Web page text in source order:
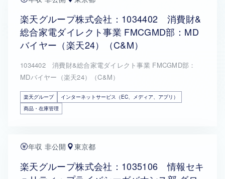
楽天グループ株式会社：1034402 消費財&
総合家電ダイレクト事業 FMCGMD部：MD
バイヤー（楽天24）（C&M）
1034402 消費財&総合家電ダイレクト事業 FMCGMD部：
MDバイヤー（楽天24）（C&M）
楽天グループ
インターネットサービス（EC、メディア、アプリ）
商品・在庫管理
年収 非公開 東京都
楽天グループ株式会社：1035106 情報セキ